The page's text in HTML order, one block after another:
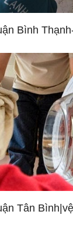
Bình
Tân